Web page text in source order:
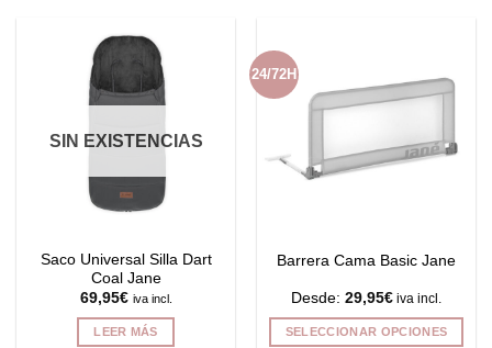
SIN EXISTENCIAS
Saco Universal Silla Dart
Coal Jane
69,95€ iva incl.
LEER MÁS
24/72H
Barrera Cama Basic Jane
Desde: 29,95€ iva incl.
SELECCIONAR OPCIONES